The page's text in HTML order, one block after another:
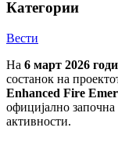
Категории
Вести
На 6 март 2026
состанок на
Enhanced Fire
официјално
активности.